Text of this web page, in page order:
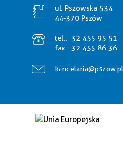
ul. Pszowska 534
44-370 Pszów
tel.: 32 455 95 51
fax.: 32 455 86 36
kancelaria@pszow.pl